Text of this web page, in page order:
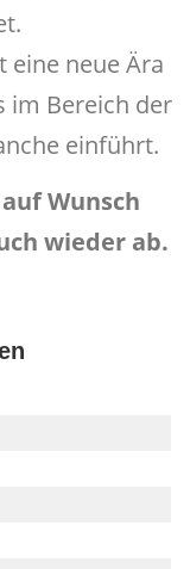
eine neue Ära
im Bereich der
einführt.
Wunsch
wieder ab.